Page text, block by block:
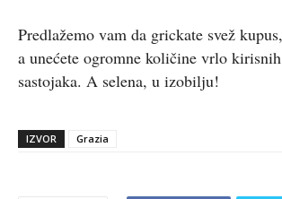
Predlažemo vam da grickate svež
a unećete ogromne količine vrlo
sastojaka. A selena, u izobilju!
IZVOR Grazia